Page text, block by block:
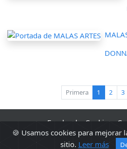
Primera 1 (current)
2 3
🍪 Usamos cookies para mejorar
sitio. Leer más
Facebook Cookies
2010 - 2026 Sopa de